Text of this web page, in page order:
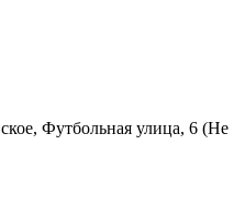
Футбольная улица, 6 (Не